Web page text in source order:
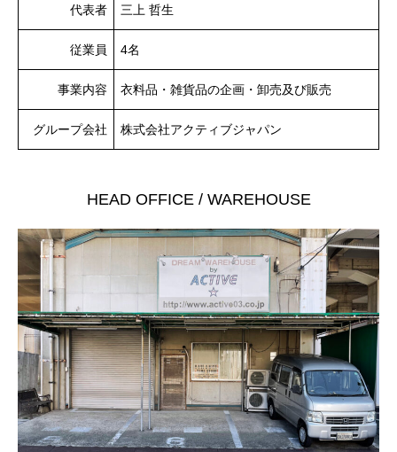
代表者 三上 哲生
従業員 4名
事業内容 衣料品・雑貨品の企画・卸売及び販売
グループ会社 株式会社アクティブジャパン
HEAD OFFICE / WAREHOUSE